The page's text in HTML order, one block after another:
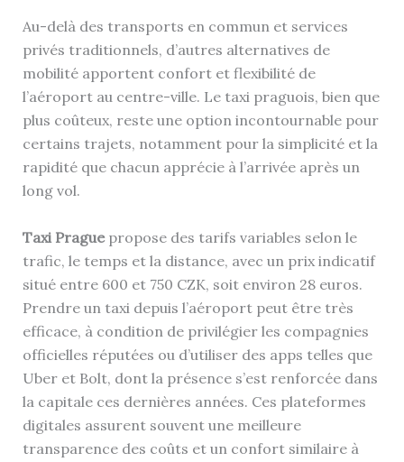
Au-delà des transports en commun et services
privés traditionnels, d’autres alternatives de
mobilité apportent confort et flexibilité de
l’aéroport au centre-ville. Le taxi praguois, bien que
plus coûteux, reste une option incontournable pour
certains trajets, notamment pour la simplicité et la
rapidité que chacun apprécie à l’arrivée après un
long vol.
Taxi Praguepropose des tarifs variables selon le
trafic, le temps et la distance, avec un prix indicatif
situé entre 600 et 750 CZK, soit environ 28 euros.
Prendre un taxi depuis l’aéroport peut être très
efficace, à condition de privilégier les compagnies
officielles réputées ou d’utiliser des apps telles que
Uber et Bolt, dont la présence s’est renforcée dans
la capitale ces dernières années. Ces plateformes
digitales assurent souvent une meilleure
transparence des coûts et un confort similaire à